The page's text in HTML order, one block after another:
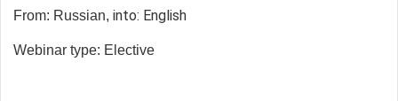
From: Russian, into: English
Webinar type: Elective